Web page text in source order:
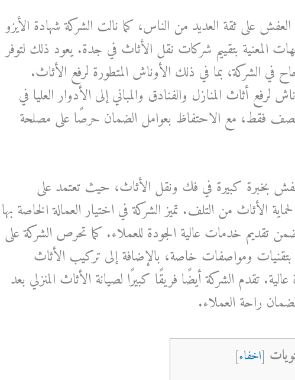
على ثقة العديد من الناس، كما نالت الشركة شهادة الأيزو
المعنية بتقييم شركات نقل الأثاث في جدة. يعود ذلك لتوفر
في الشركة، بما في ذلك الأوناش المتطورة لرفع الأثاث.
لرفع أثاث المنازل والفنادق والمباني إلى الأدوار العليا في
فقط، مع الاحتفاظ بعوامل الضمان حرصًا على مصلحة
بخبرة كبيرة في فك ونقل الأثاث، حيث تعتمد على
الأثاث من التلف. تميز الشركة في اختيار العمالة الخاصة بها
يضمن تقديم خدمات عالية الجودة للعملاء. كما تحرص الشركة على
ومواصفات خاصة، بالإضافة إلى تركيب الأثاث
تقدم الشركة أيضًا فريقًا كبيرًا لصيانة الأثاث المنزلي بعد
راحة العملاء.
[اخفاء]